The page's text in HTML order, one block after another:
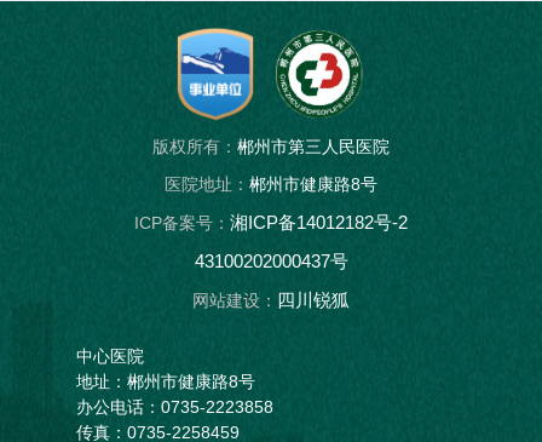
版权所有： 郴州市第三人民医院
医院地址： 郴州市健康路8号
ICP备案号： 湘ICP备14012182号-2
43100202000437号
网站建设： 四川锐狐
中心医院
地址：郴州市健康路8号
办公电话：0735-2223858
传真：0735-2258459